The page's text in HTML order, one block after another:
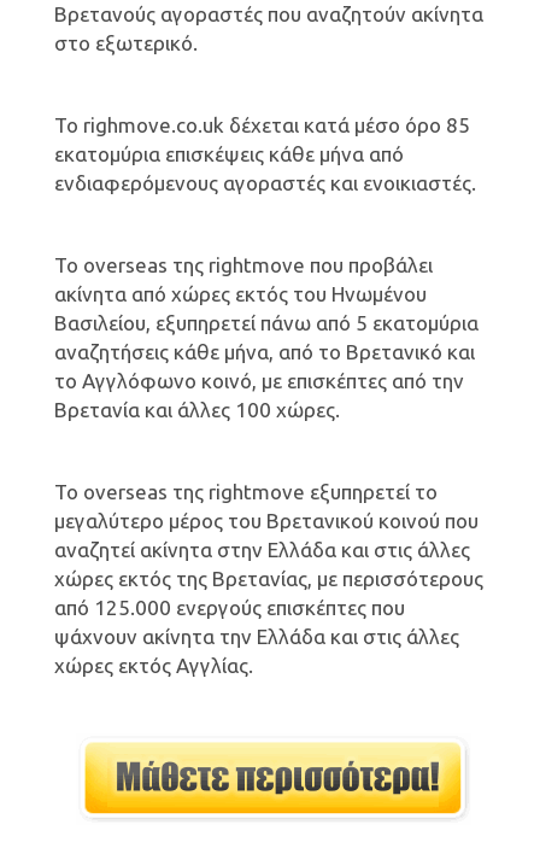
Βρετανούς αγοραστές που αναζητούν ακίνητα
στο εξωτερικό.
Το righmove.co.uk δέχεται κατά μέσο όρο 85
εκατομύρια επισκέψεις κάθε μήνα από
ενδιαφερόμενους αγοραστές και ενοικιαστές.
Το overseas της rightmove που προβάλει
ακίνητα από χώρες εκτός του Ηνωμένου
Βασιλείου, εξυπηρετεί πάνω από 5 εκατομύρια
αναζητήσεις κάθε μήνα, από το Βρετανικό και
το Αγγλόφωνο κοινό, με επισκέπτες από την
Βρετανία και άλλες 100 χώρες.
Το overseas της rightmove εξυπηρετεί το
μεγαλύτερο μέρος του Βρετανικού κοινού που
αναζητεί ακίνητα στην Ελλάδα και στις άλλες
χώρες εκτός της Βρετανίας, με περισσότερους
από 125.000 ενεργούς επισκέπτες που
ψάχνουν ακίνητα την Ελλάδα και στις άλλες
χώρες εκτός Αγγλίας.